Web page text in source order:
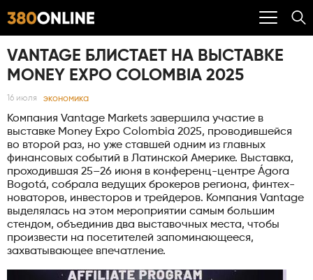
VANTAGE БЛИСТАЕТ НА ВЫСТАВКЕ
MONEY EXPO COLOMBIA 2025
16 июля экономика
Компания Vantage Markets завершила участие в
выставке Money Expo Colombia 2025, проводившейся
во второй раз, но уже ставшей одним из главных
финансовых событий в Латинской Америке. Выставка,
проходившая 25–26 июня в конференц-центре Ágora
Bogotá, собрала ведущих брокеров региона, финтех-
новаторов, инвесторов и трейдеров. Компания Vantage
выделялась на этом мероприятии самым большим
стендом, объединив два выставочных места, чтобы
произвести на посетителей запоминающееся,
захватывающее впечатление.